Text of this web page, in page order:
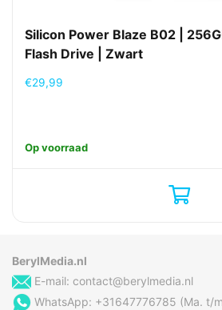
Silicon Power Blaze B02 |
Flash Drive | Zwart
€29,99
Op voorraad
BerylMedia.nl
E-mail: contact@berylmedia.nl
WhatsApp: +31647776785 (Ma. t/